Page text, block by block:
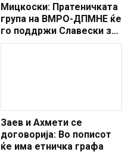
Мицкоски: Пратеничката
група на ВМРО-ДПМНЕ ќе
го поддржи Славески за
нов гувернер
Заев и Ахмети се
договорија: Во пописот
ќе има етничка графа